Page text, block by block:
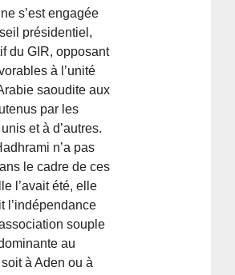
s’est engagée
présidentiel,
du GIR, opposant
à l’unité
saoudite aux
par les
et à d’autres.
n’a pas
le cadre de ces
l’avait été, elle
l’indépendance
souple
au
à Aden ou à